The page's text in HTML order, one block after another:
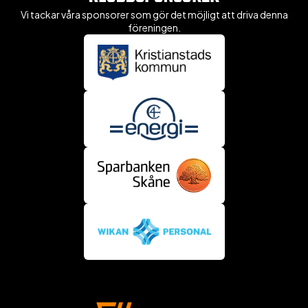
Vi tackar våra sponsorer som gör det möjligt att driva denna
föreningen.